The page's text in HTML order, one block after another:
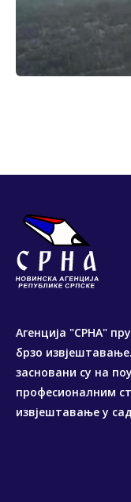
Агенција "СРНА"
брзо
засновани су на
професионалним
извјештавање у